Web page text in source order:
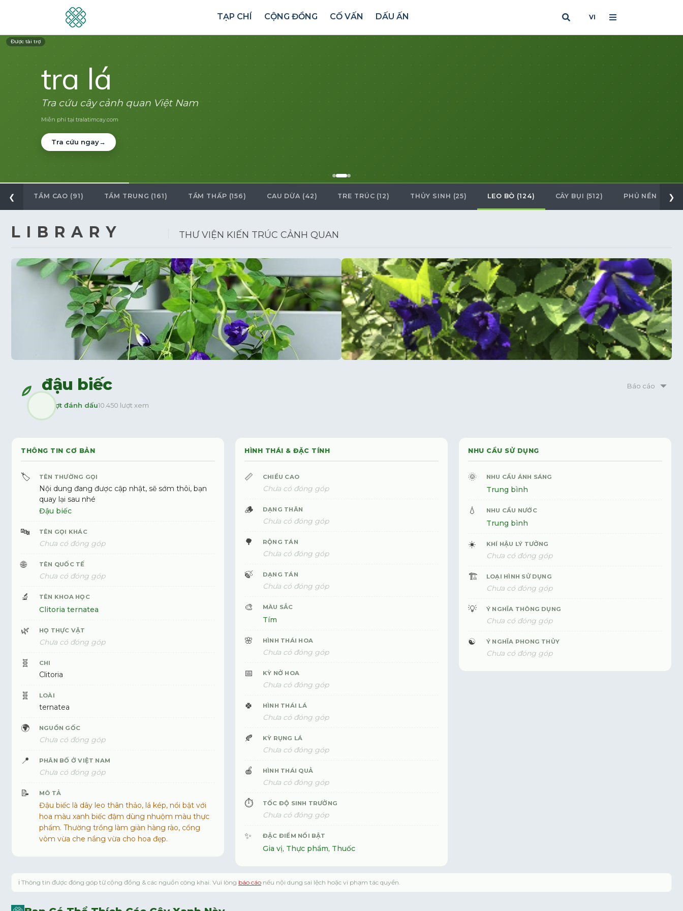
VI
TẠP CHÍ CỘNG ĐỒNG CỐ VẤN DẤU ẤN
Được tài trợ
tra lá
Tra cứu cây cảnh quan Việt Nam
Miễn phí tại tralatimcay.com
Tra cứu ngay→
❮ TẦM CAO (91) TẦM TRUNG (161) TẦM THẤP (156) CAU DỪA (42) TRE TRÚC (12) THỦY SINH (25) LEO BÒ (124) CÂY BỤI (512) PHỦ NỀN (25)
❯
LIBRARY THƯ VIỆN KIẾN TRÚC CẢNH QUAN
đậu biếc
lượt đánh dấu10.450 lượt xem
Báo cáo
THÔNG TIN CƠ BẢN
🏷️ TÊN THƯỜNG GỌI
Nội dung đang được cập nhật, sẽ sớm thôi, bạn
quay lại sau nhé
Đậu biếc
🔤 TÊN GỌI KHÁC
Chưa có đóng góp
🌐 TÊN QUỐC TẾ
Chưa có đóng góp
🔬 TÊN KHOA HỌC
Clitoria ternatea
🌿 HỌ THỰC VẬT
Chưa có đóng góp
🧬 CHI
Clitoria
🧬 LOÀI
ternatea
🌍 NGUỒN GỐC
Chưa có đóng góp
📍 PHÂN BỐ Ở VIỆT NAM
Chưa có đóng góp
📝 MÔ TẢ
Đậu biếc là dây leo thân thảo, lá kép, nổi bật với
hoa màu xanh biếc đậm dùng nhuộm màu thực
phẩm. Thường trồng làm giàn hàng rào, cổng
vòm vừa che nắng vừa cho hoa đẹp.
HÌNH THÁI & ĐẶC TÍNH
📏 CHIỀU CAO
Chưa có đóng góp
🪵 DẠNG THÂN
Chưa có đóng góp
🌳 RỘNG TÁN
Chưa có đóng góp
🍃 DẠNG TÁN
Chưa có đóng góp
🎨 MÀU SẮC
Tím
🌸 HÌNH THÁI HOA
Chưa có đóng góp
📅 KỲ NỞ HOA
Chưa có đóng góp
🍀 HÌNH THÁI LÁ
Chưa có đóng góp
🍂 KỲ RỤNG LÁ
Chưa có đóng góp
🍎 HÌNH THÁI QUẢ
Chưa có đóng góp
⏱️ TỐC ĐỘ SINH TRƯỞNG
Chưa có đóng góp
✨ ĐẶC ĐIỂM NỔI BẬT
Gia vị, Thực phẩm, Thuốc
NHU CẦU SỬ DỤNG
🌞 NHU CẦU ÁNH SÁNG
Trung bình
💧 NHU CẦU NƯỚC
Trung bình
☀️ KHÍ HẬU LÝ TƯỞNG
Chưa có đóng góp
🏗️ LOẠI HÌNH SỬ DỤNG
Chưa có đóng góp
💡 Ý NGHĨA THÔNG DỤNG
Chưa có đóng góp
☯️ Ý NGHĨA PHONG THỦY
Chưa có đóng góp
ℹ️ Thông tin được đóng góp từ cộng đồng & các nguồn công khai. Vui lòng báo cáo nếu nội dung sai lệch hoặc vi phạm tác quyền.